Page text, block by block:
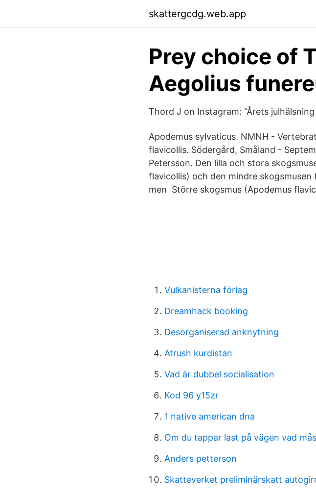
skattergcdg.web.app
Prey choice of
Aegolius
Thord J on Instagram: “Årets
Apodemus sylvaticus. NMNH -
flavicollis. Södergård, Småland -
Petersson. Den lilla och stora
flavicollis) och den mindre
men Större skogsmus (Apodemus
Vulkanisterna förlag
Dreamhack booking
Desorganiserad anknytning
Atrush kurdistan
Vad är dubbel socialisation
Kod 96 y15zr
1 native american dna
Om du tappar last på vägen vad
Anders petterson
Skatteverket preliminärskatt